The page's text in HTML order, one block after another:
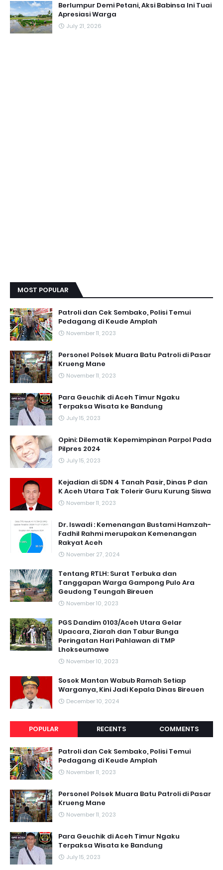
Berlumpur Demi Petani, Aksi Babinsa Ini Tuai
Apresiasi Warga
July 21, 2026
MOST POPULAR
Patroli dan Cek Sembako, Polisi Temui
Pedagang di Keude Amplah
November 11, 2023
Personel Polsek Muara Batu Patroli di Pasar
Krueng Mane
November 11, 2023
Para Geuchik di Aceh Timur Ngaku
Terpaksa Wisata ke Bandung
July 15, 2023
Opini: Dilematik Kepemimpinan Parpol Pada
Pilpres 2024
July 15, 2023
Kejadian di SDN 4 Tanah Pasir, Dinas P dan
K Aceh Utara Tak Tolerir Guru Kurung Siswa
November 11, 2023
Dr. Iswadi : Kemenangan Bustami Hamzah-
Fadhil Rahmi merupakan Kemenangan
Rakyat Aceh
November 27, 2024
Tentang RTLH: Surat Terbuka dan
Tanggapan Warga Gampong Pulo Ara
Geudong Teungah Bireuen
November 10, 2023
PGS Dandim 0103/Aceh Utara Gelar
Upacara, Ziarah dan Tabur Bunga
Peringatan Hari Pahlawan di TMP
Lhokseumawe
November 10, 2023
Sosok Mantan Wabub Ramah Setiap
Warganya, Kini Jadi Kepala Dinas Bireuen
December 10, 2024
POPULAR RECENTS COMMENTS
Patroli dan Cek Sembako, Polisi Temui
Pedagang di Keude Amplah
November 11, 2023
Personel Polsek Muara Batu Patroli di Pasar
Krueng Mane
November 11, 2023
Para Geuchik di Aceh Timur Ngaku
Terpaksa Wisata ke Bandung
July 15, 2023